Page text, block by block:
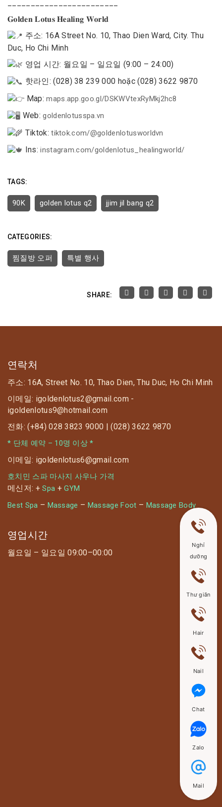
𝐆𝐨𝐥𝐝𝐞𝐧 𝐋𝐨𝐭𝐮𝐬 𝐇𝐞𝐚𝐥𝐢𝐧𝐠 𝐖𝐨𝐫𝐥𝐝
주소: 16A Street No. 10, Thao Dien Ward, City. Thu
Duc, Ho Chi Minh
영업 시간: 월요일 – 일요일 (9:00 – 24:00)
핫라인: (028) 38 239 000 hoặc (028) 3622 9870
Map:maps.app.goo.gl/DSKWVtexRyMkj2hc8
Web:goldenlotusspa.vn
Tiktok:tiktok.com/@goldenlotusworldvn
Ins:instagram.com/goldenlotus_healingworld/
TAGS:
90K golden lotus q2 jjim jil bang q2
CATEGORIES:
찜질방 오퍼 특별 행사
SHARE:
연락처
주소: 16A, Street No. 10, Thao Dien, Thu Duc, Ho Chi Minh
이메일: igoldenlotus2@gmail.com -
igoldenlotus9@hotmail.com
전화: (+84) 028 3823 9000 | (028) 3622 9870
* 단체 예약 – 10명 이상 *
이메일: igoldenlotus6@gmail.com
호치민 스파 마사지 사우나 가격
메신저: +Spa +GYM
Best Spa – Massage – Massage Foot – Massage Body
영업시간
월요일 – 일요일 09:00–00:00
Nghỉ
dưỡng
Thư giãn
Hair
Nail
Chat
Zalo
Mail